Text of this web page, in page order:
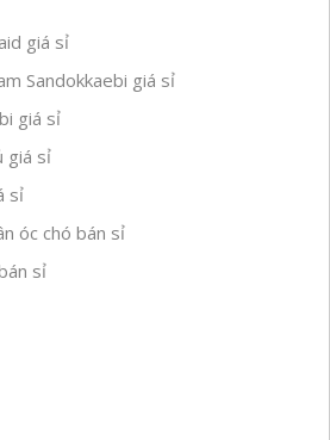
giá sỉ
Sandokkaebi giá sỉ
giá sỉ
giá sỉ
sỉ
óc chó bán sỉ
sỉ